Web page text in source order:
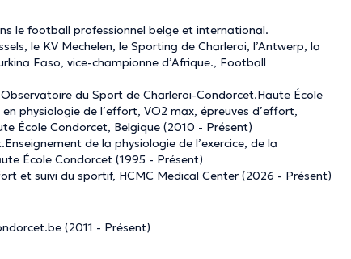
le football professionnel belge et international.
le KV Mechelen, le Sporting de Charleroi, l’Antwerp, la
Faso, vice-championne d’Afrique., Football
du Sport de Charleroi-Condorcet.Haute École
physiologie de l’effort, VO2 max, épreuves d’effort,
École Condorcet, Belgique (2010 - Présent)
de la physiologie de l’exercice, de la
École Condorcet (1995 - Présent)
et suivi du sportif, HCMC Medical Center (2026 - Présent)
(2011 - Présent)